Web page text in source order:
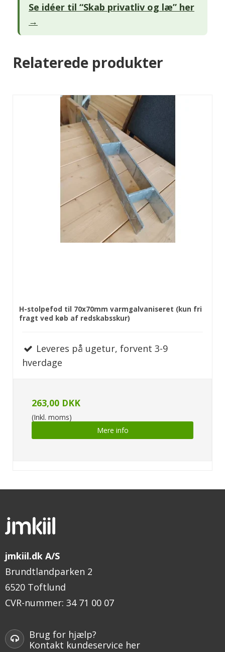
Se idéer til “Skab privatliv og læ” her
→
Relaterede produkter
H-stolpefod til 70x70mm varmgalvaniseret (kun fri
fragt ved køb af redskabsskur)
Leveres på ugetur, forvent 3-9
hverdage
263,00 DKK
(Inkl. moms)
Mere info
jmkiil.dk A/S
Brundtlandparken 2
6520 Toftlund
CVR-nummer: 34 71 00 07
Brug for hjælp?
Kontakt kundeservice her